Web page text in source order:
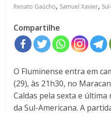
Renato Gaúcho, Samuel Xavier,
Compartilhe
O Fluminense entra em
(29), às 21h30, no
Caldas pela sexta e
da Sul-Americana. A